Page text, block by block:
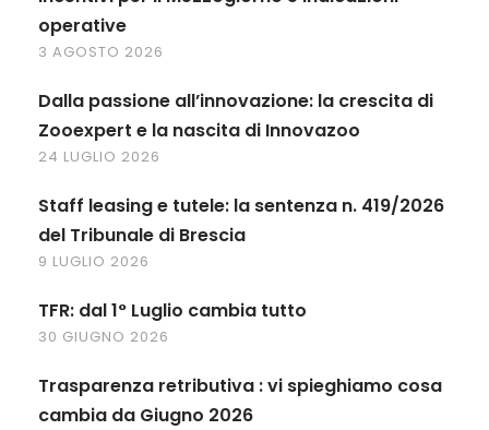
operative
3 AGOSTO 2026
Dalla passione all’innovazione: la crescita di
Zooexpert e la nascita di Innovazoo
24 LUGLIO 2026
Staff leasing e tutele: la sentenza n. 419/2026
del Tribunale di Brescia
9 LUGLIO 2026
TFR: dal 1° Luglio cambia tutto
30 GIUGNO 2026
Trasparenza retributiva : vi spieghiamo cosa
cambia da Giugno 2026